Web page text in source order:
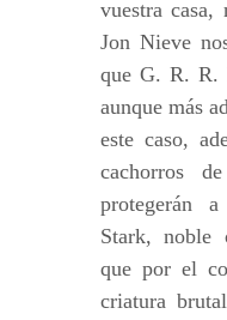
vuestra casa,
Jon Nieve
que G. R. R.
aunque más
este caso,
cachorros
protegerán
Stark, noble
que por el
criatura